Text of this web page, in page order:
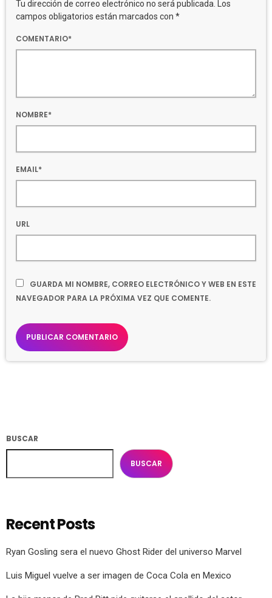
Tu dirección de correo electrónico no será publicada. Los
campos obligatorios están marcados con *
COMENTARIO*
NOMBRE*
EMAIL*
URL
GUARDA MI NOMBRE, CORREO ELECTRÓNICO Y WEB EN ESTE
NAVEGADOR PARA LA PRÓXIMA VEZ QUE COMENTE.
BUSCAR
BUSCAR
Recent Posts
Ryan Gosling sera el nuevo Ghost Rider del universo Marvel
Luis Miguel vuelve a ser imagen de Coca Cola en Mexico